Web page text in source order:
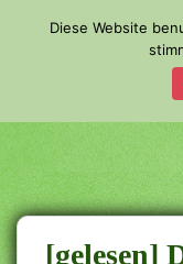
a
i
n
[gelesen]
Diese Website